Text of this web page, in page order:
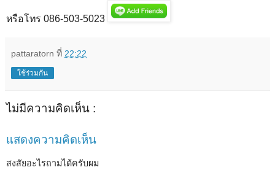
หรือโทร 086-503-5023
pattaratorn ที่ 22:22
ใช้ร่วมกัน
ไม่มีความคิดเห็น :
แสดงความคิดเห็น
สงสัยอะไรถามได้ครับผม